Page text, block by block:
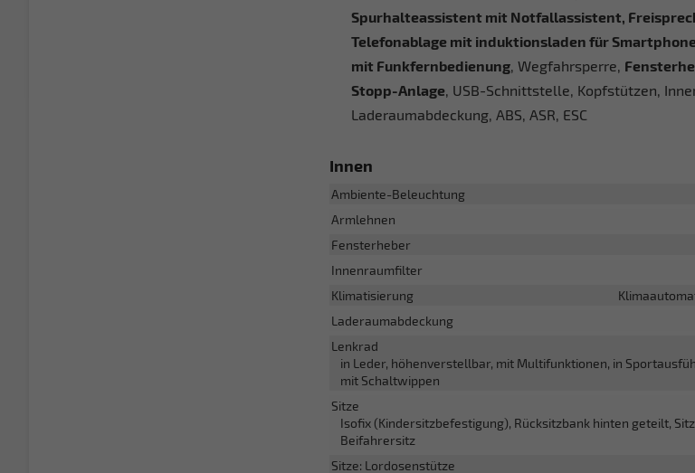
Spurhalteassistent mit Notfallassistent,
Telefonablage mit induktionsladen für
mit Funkfernbedienung, Wegfahrsperre,
Stopp-Anlage, USB-Schnittstelle, Kopfstützen,
Laderaumabdeckung, ABS, ASR, ESC
Innen
Ambiente-Beleuchtung
Armlehnen
Fensterheber
Innenraumfilter
Klimatisierung
Laderaumabdeckung
Lenkrad
in Leder, höhenverstellbar, mit Multifunktionen, in
mit Schaltwippen
Sitze
Isofix (Kindersitzbefestigung), Rücksitzbank hinten geteilt,
Beifahrersitz
Sitze: Lordosenstütze